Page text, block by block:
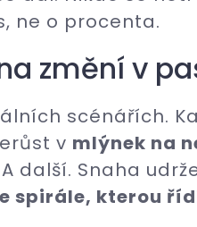
ne o procenta.
změní v
scénářích.
v mlýnek na
další. Snaha
spirále, kterou